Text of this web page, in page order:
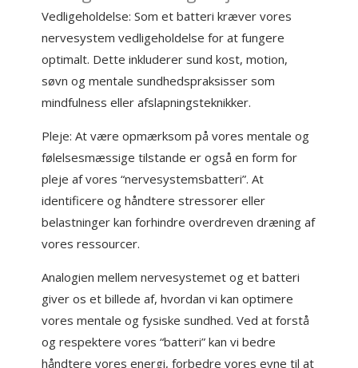
Vedligeholdelse: Som et batteri kræver vores
nervesystem vedligeholdelse for at fungere
optimalt. Dette inkluderer sund kost, motion,
søvn og mentale sundhedspraksisser som
mindfulness eller afslapningsteknikker.
Pleje: At være opmærksom på vores mentale og
følelsesmæssige tilstande er også en form for
pleje af vores “nervesystemsbatteri”. At
identificere og håndtere stressorer eller
belastninger kan forhindre overdreven dræning af
vores ressourcer.
Analogien mellem nervesystemet og et batteri
giver os et billede af, hvordan vi kan optimere
vores mentale og fysiske sundhed. Ved at forstå
og respektere vores “batteri” kan vi bedre
håndtere vores energi, forbedre vores evne til at